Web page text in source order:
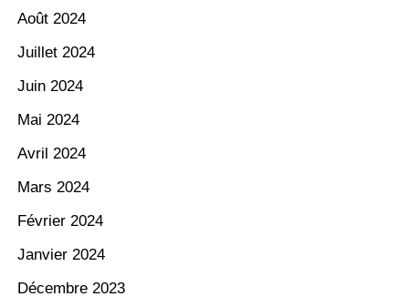
Août 2024
Juillet 2024
Juin 2024
Mai 2024
Avril 2024
Mars 2024
Février 2024
Janvier 2024
Décembre 2023